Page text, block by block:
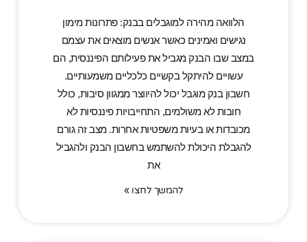
הלוואה מהירה למוגבלים בבנק: פתרונות מימון
נגישים ואמינים כאשר אנשים מוצאים את עצמם
במצב שבו הבנק מגביל את פעילותם הפיננסית, הם
עשויים להיתקל בקשיים כלכליים משמעותיים.
חשבון בנק מוגבל יכול להיווצר ממגוון סיבות, כולל
חובות לא משולמים, התחייבויות פיננסיות לא
מכובדות או בעיות משפטיות אחרות. מצב זה גורם
להגבלת היכולת להשתמש בחשבון הבנק ולהגביל
את
להמשך לחצו »